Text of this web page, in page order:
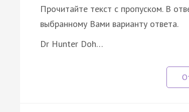
Прочитайте текст с пропуском. В
выбранному Вами варианту ответа.
Dr Hunter Doh…